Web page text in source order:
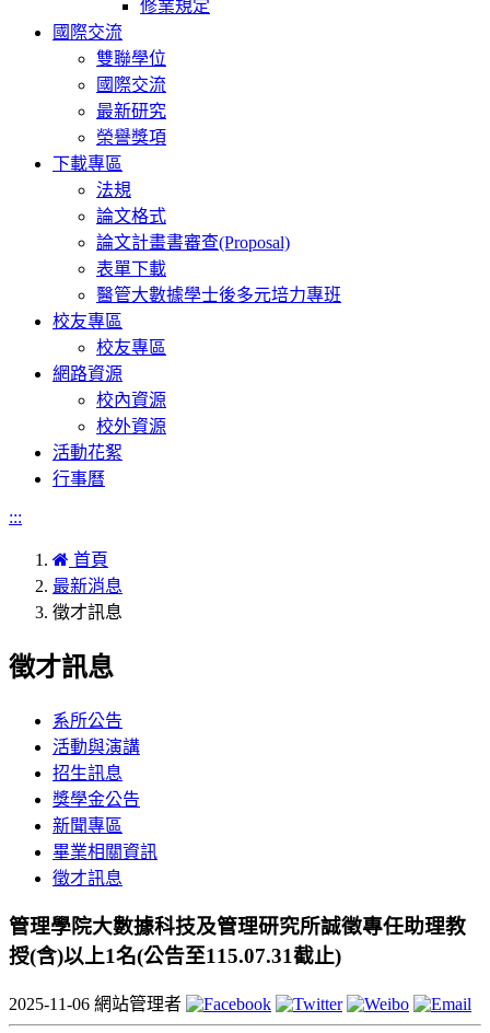
修業規定
國際交流
雙聯學位
國際交流
最新研究
榮譽獎項
下載專區
法規
論文格式
論文計畫書審查(Proposal)
表單下載
醫管大數據學士後多元培力專班
校友專區
校友專區
網路資源
校內資源
校外資源
活動花絮
行事曆
:::
首頁
最新消息
徵才訊息
徵才訊息
系所公告
活動與演講
招生訊息
獎學金公告
新聞專區
畢業相關資訊
徵才訊息
管理學院大數據科技及管理研究所誠徵專任助理教
授(含)以上1名(公告至115.07.31截止)
2025-11-06 網站管理者